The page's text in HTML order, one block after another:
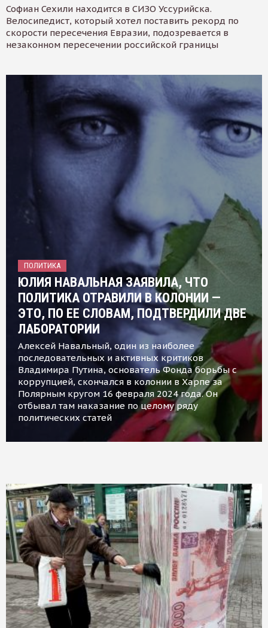
Софиан Сехили находится в СИЗО Уссурийска.
Велосипедист, который хотел поставить рекорд по
скорости пересечения Евразии, подозревается в
незаконном пересечении российской границы
ПОЛИТИКА
ЮЛИЯ НАВАЛЬНАЯ ЗАЯВИЛА, ЧТО
ПОЛИТИКА ОТРАВИЛИ В КОЛОНИИ —
ЭТО, ПО ЕЕ СЛОВАМ, ПОДТВЕРДИЛИ ДВЕ
ЛАБОРАТОРИИ
Алексей Навальный, один из наиболее
последовательных и активных критиков
Владимира Путина, основатель Фонда борьбы с
коррупцией, скончался в колонии в Харпе за
Полярным кругом 16 февраля 2024 года. Он
отбывал там наказание по целому ряду
политических статей